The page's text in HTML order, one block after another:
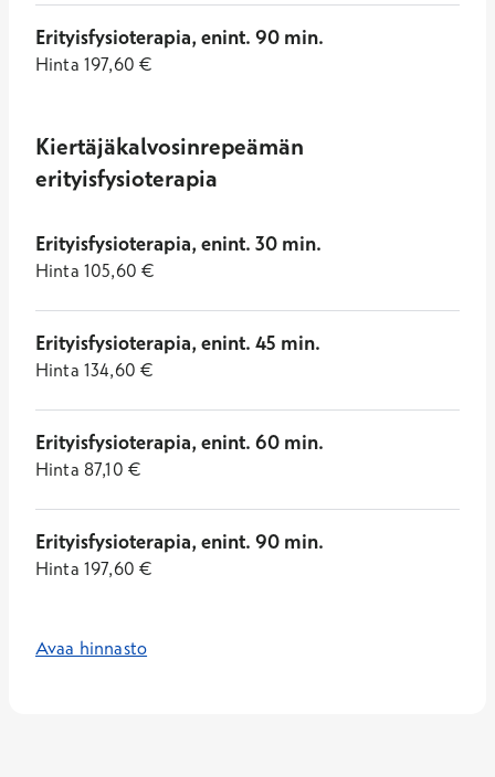
Erityisfysioterapia, enint. 90 min.
Hinta 197,60 €
Kiertäjäkalvosinrepeämän
erityisfysioterapia
Erityisfysioterapia, enint. 30 min.
Hinta 105,60 €
Erityisfysioterapia, enint. 45 min.
Hinta 134,60 €
Erityisfysioterapia, enint. 60 min.
Hinta 87,10 €
Erityisfysioterapia, enint. 90 min.
Hinta 197,60 €
Avaa hinnasto